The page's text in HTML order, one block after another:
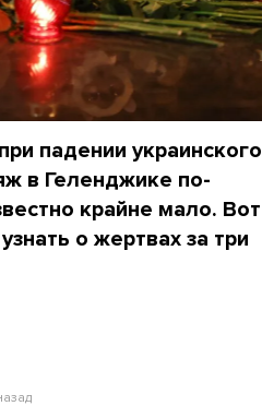
падении украинского
в Геленджике по-
крайне мало. Вот
о жертвах за три